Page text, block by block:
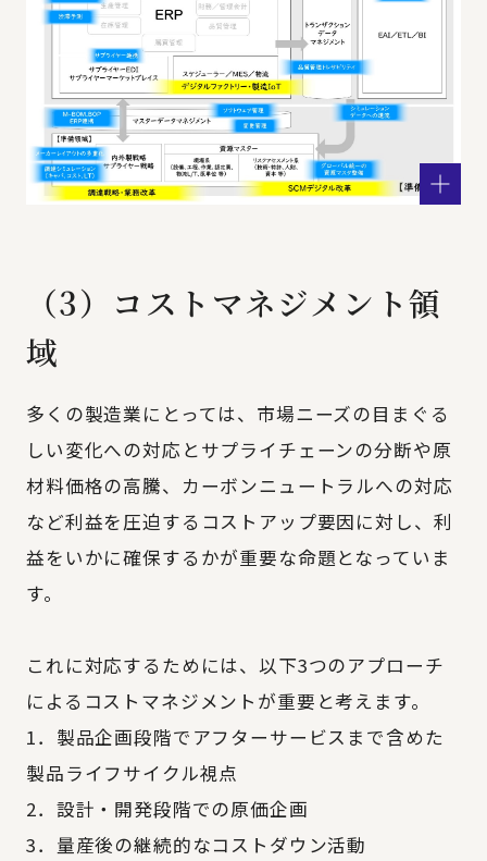
（3）コストマネジメント領
域
多くの製造業にとっては、市場ニーズの目まぐる
しい変化への対応とサプライチェーンの分断や原
材料価格の高騰、カーボンニュートラルへの対応
など利益を圧迫するコストアップ要因に対し、利
益をいかに確保するかが重要な命題となっていま
す。
これに対応するためには、以下3つのアプローチ
によるコストマネジメントが重要と考えます。
1．製品企画段階でアフターサービスまで含めた
製品ライフサイクル視点
2．設計・開発段階での原価企画
3．量産後の継続的なコストダウン活動